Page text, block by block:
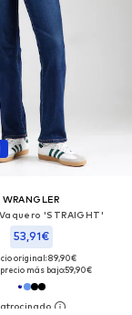
WRANGLER
'STRAIGHT'
53,91€
original: 89,90€
más bajo:59,90€